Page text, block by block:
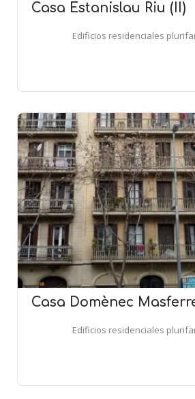
Casa Estanislau Riu (II)
Edificios residenciales
Casa Domènec
Edificios residenciales